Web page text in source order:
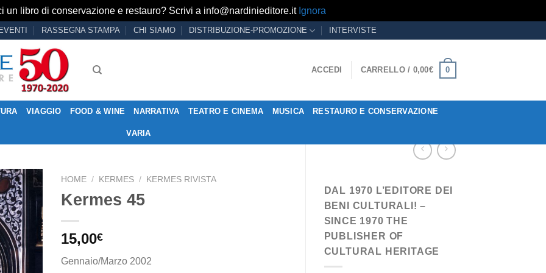
un libro di conservazione e restauro? Scrivi a info@nardinieditore.it Ignora
EVENTI RASSEGNA STAMPA CHI SIAMO DISTRIBUZIONE-PROMOZIONE INTERVISTE
ACCEDI CARRELLO / 0,00€ 0
VIAGGIO FOOD & WINE NARRATIVA TEATRO E CINEMA MUSICA RESTAURO E CONSERVAZIONE
VARIA
DAL 1970 L’EDITORE DEI
BENI CULTURALI! –
SINCE 1970 THE
PUBLISHER OF
CULTURAL HERITAGE
Aggiungi
alla lista
dei
desideri
HOME / KERMES / KERMES RIVISTA
Kermes 45
15,00€
Gennaio/Marzo 2002